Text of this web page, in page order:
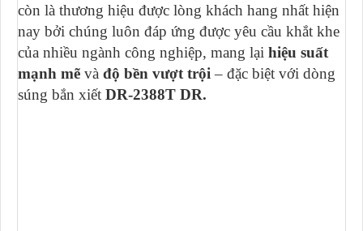
còn là thương hiệu được lòng khách hang nhất hiện
nay bởi chúng luôn đáp ứng được yêu cầu khắt khe
của nhiều ngành công nghiệp, mang lại hiệu suất
mạnh mẽ và độ bền vượt trội – đặc biệt với dòng
súng bắn xiết DR-2388T DR.